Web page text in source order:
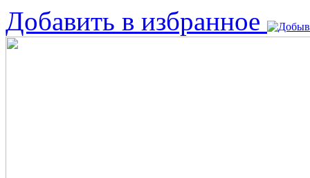
Добавить в избранное